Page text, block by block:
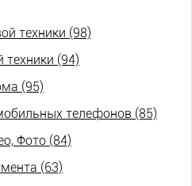
техники (98)
техники (94)
(95)
телефонов (85)
Фото (84)
(63)